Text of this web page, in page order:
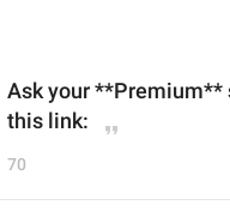
Ask your **Premium**
this link:
70